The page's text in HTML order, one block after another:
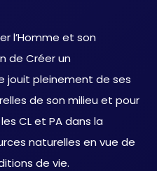
l’Homme et son
de Créer un
jouit pleinement de ses
de son milieu et pour
CL et PA dans la
naturelles en vue de
de vie.